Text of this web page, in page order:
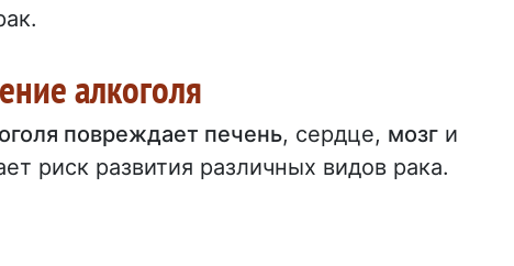
алкоголя
повреждает печень, сердце, мозг и
риск развития различных видов рака.